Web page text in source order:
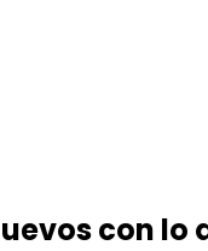
con lo